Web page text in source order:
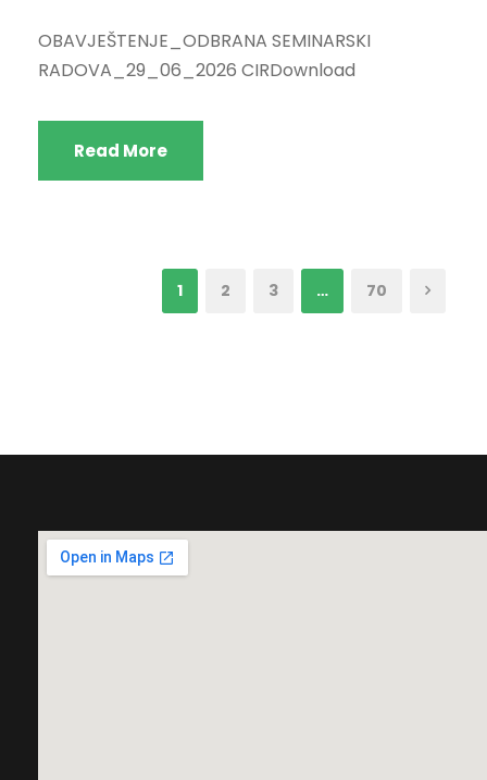
OBAVJEŠTENJE_ODBRANA SEMINARSKI
RADOVA_29_06_2026 CIRDownload
Read More
1 2 3 … 70